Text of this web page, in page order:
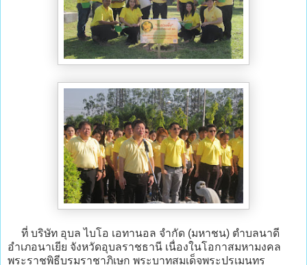
ที่ บริษัท อุบล ไบโอ เอทานอล จำกัด (มหาชน) ตำบลนาดี
อำเภอนาเยีย จังหวัดอุบลราชธานี เนื่องในโอกาสมหามงคล
พระราชพิธีบรมราชาภิเษก พระบาทสมเด็จพระปรเมนทร